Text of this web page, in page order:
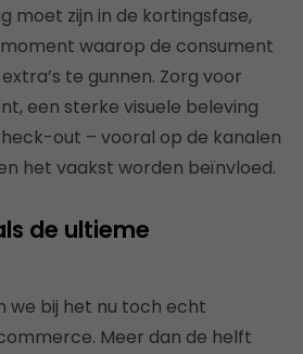
moet zijn in de kortingsfase,
waarop de consument
te gunnen. Zorg voor
een sterke visuele beleving
out – vooral op de kanalen
het vaakst worden beïnvloed.
de ultieme
we bij het nu toch echt
Meer dan de helft